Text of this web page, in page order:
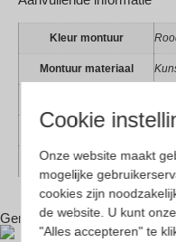
Kleur montuur
Montuur materiaal
Pasvorm
Geschikt voor
Gerelateerde producten
Cookie
Onze website maakt
mogelijke
cookies zijn
de website. U kunt
"Alles accepteren" te